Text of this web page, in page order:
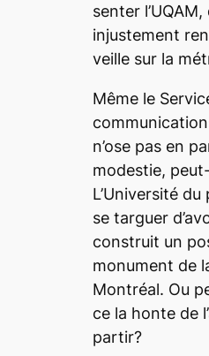
senter l’UQAM,
injustement
veille sur la
Même le
n’ose pas en
modestie,
L’Université
se targuer
construit un
monument de
Montréal. Ou
ce la honte de
partir?